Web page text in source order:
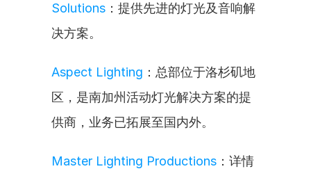
Solutions ：提供先进的灯光及音响解
决方案。
Aspect Lighting ：总部位于洛杉矶地
区，是南加州活动灯光解决方案的提
供商，业务已拓展至国内外。
Master Lighting Productions ：详情